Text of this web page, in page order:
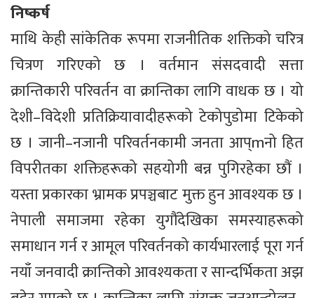
निष्कर्ष
माथि केही सांकेतिक रूपमा राजनीतिक शक्तिको चरित्र
चित्रण गरिएको छ । वर्तमान संसदवादी सत्ता
क्रान्तिकारी परिवर्तन वा क्रान्तिका लागि वाधक छ । यो
देशी–विदेशी प्रतिक्रियावादीहरूको टेकोपुडोमा टिकेको
छ । जानी–नजानी परिवर्तनकामी जनता आप्mनो हित
विपरीतका शक्तिहरूको सहयोगी बन्न पुगिरहेका छौं ।
यस्ता प्रकारका भ्रामक प्रपञ्चबाट मुक्त हुन आवश्यक छ ।
नेपाली समाजमा रहेका युगौंदेखिका समस्याहरूको
समाधान गर्न र आमूल परिवर्तनको कार्यभारलाई पूरा गर्न
नयाँ जनवादी क्रान्तिको आवश्यकता र सान्दर्भिकता अझ